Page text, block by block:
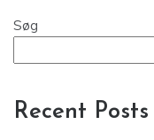
Søg
Recent Posts